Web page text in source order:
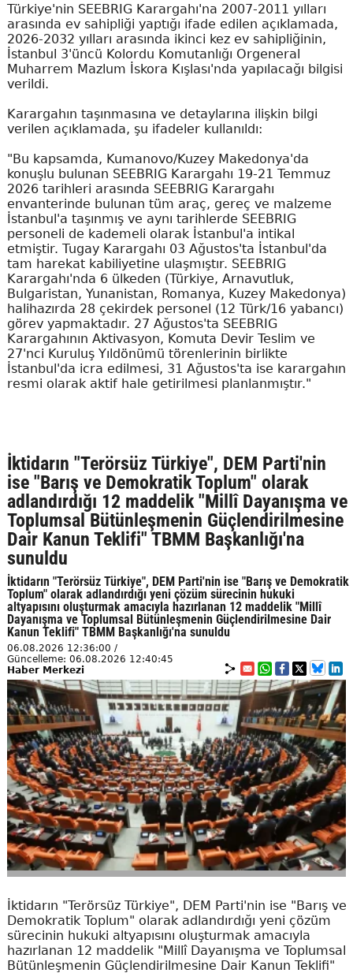
Türkiye'nin SEEBRIG Karargahı'na 2007-2011 yılları
arasında ev sahipliği yaptığı ifade edilen açıklamada,
2026-2032 yılları arasında ikinci kez ev sahipliğinin,
İstanbul 3'üncü Kolordu Komutanlığı Orgeneral
Muharrem Mazlum İskora Kışlası'nda yapılacağı bilgisi
verildi.
Karargahın taşınmasına ve detaylarına ilişkin bilgi
verilen açıklamada, şu ifadeler kullanıldı:
"Bu kapsamda, Kumanovo/Kuzey Makedonya'da
konuşlu bulunan SEEBRIG Karargahı 19-21 Temmuz
2026 tarihleri arasında SEEBRIG Karargahı
envanterinde bulunan tüm araç, gereç ve malzeme
İstanbul'a taşınmış ve aynı tarihlerde SEEBRIG
personeli de kademeli olarak İstanbul'a intikal
etmiştir. Tugay Karargahı 03 Ağustos'ta İstanbul'da
tam harekat kabiliyetine ulaşmıştır. SEEBRIG
Karargahı'nda 6 ülkeden (Türkiye, Arnavutluk,
Bulgaristan, Yunanistan, Romanya, Kuzey Makedonya)
halihazırda 28 çekirdek personel (12 Türk/16 yabancı)
görev yapmaktadır. 27 Ağustos'ta SEEBRIG
Karargahının Aktivasyon, Komuta Devir Teslim ve
27'nci Kuruluş Yıldönümü törenlerinin birlikte
İstanbul'da icra edilmesi, 31 Ağustos'ta ise karargahın
resmi olarak aktif hale getirilmesi planlanmıştır."
İktidarın "Terörsüz Türkiye", DEM Parti'nin
ise "Barış ve Demokratik Toplum" olarak
adlandırdığı 12 maddelik "Millî Dayanışma ve
Toplumsal Bütünleşmenin Güçlendirilmesine
Dair Kanun Teklifi" TBMM Başkanlığı'na
sunuldu
İktidarın "Terörsüz Türkiye", DEM Parti'nin ise "Barış ve Demokratik
Toplum" olarak adlandırdığı yeni çözüm sürecinin hukuki
altyapısını oluşturmak amacıyla hazırlanan 12 maddelik "Millî
Dayanışma ve Toplumsal Bütünleşmenin Güçlendirilmesine Dair
Kanun Teklifi" TBMM Başkanlığı'na sunuldu
06.08.2026 12:36:00 /
Güncelleme: 06.08.2026 12:40:45
Haber Merkezi
İktidarın "Terörsüz Türkiye", DEM Parti'nin ise "Barış ve
Demokratik Toplum" olarak adlandırdığı yeni çözüm
sürecinin hukuki altyapısını oluşturmak amacıyla
hazırlanan 12 maddelik "Millî Dayanışma ve Toplumsal
Bütünleşmenin Güçlendirilmesine Dair Kanun Teklifi"